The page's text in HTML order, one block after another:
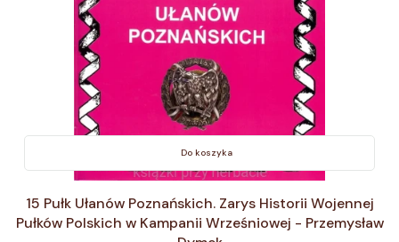
Do koszyka
15 Pułk Ułanów Poznańskich. Zarys Historii Wojennej
Pułków Polskich w Kampanii Wrześniowej - Przemysław